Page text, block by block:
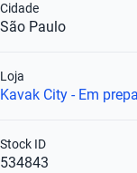
São Paulo
Cidade
Kavak City - Em
Loja
534843
Stock ID